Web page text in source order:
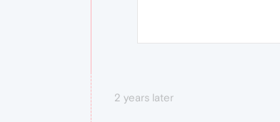
2 years later